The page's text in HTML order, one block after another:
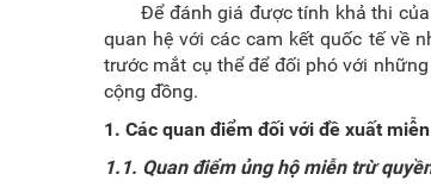
Để đánh giá được tính khả thi của
quan hệ với các cam kết quốc tế về
trước mắt cụ thể để đối phó với
cộng đồng.
1. Các quan điểm đối với đề xuất
1.1. Quan điểm ủng hộ miễn trừ